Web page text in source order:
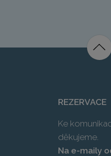
REZERVACE
Ke
děkujeme.
Na e-maily